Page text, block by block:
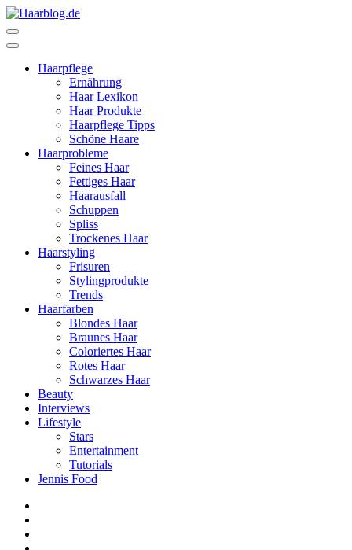
Zum
Inhalt
springen
drücken)Haarpflege
Ernährung
Haar Lexikon
Haar Produkte
Haarpflege Tipps
Schöne Haare
Haarprobleme
Feines Haar
Fettiges Haar
Haarausfall
Schuppen
Spliss
Trockenes Haar
Haarstyling
Frisuren
Stylingprodukte
Trends
Haarfarben
Blondes Haar
Braunes Haar
Coloriertes Haar
Rotes Haar
Schwarzes Haar
Beauty
Interviews
Lifestyle
Stars
Entertainment
Tutorials
Jennis Food